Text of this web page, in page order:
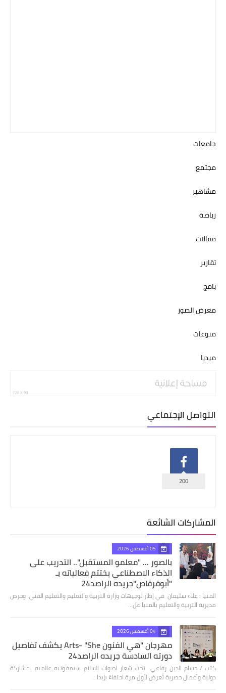
جامعات
مجتمع
مشاهير
رياضة
مقالات
تقارير
بامج
معرض الصور
منوعات
ميديا
التواصل الإجتماعي
200
المشاركات الشائعة
05 أغسطس 2026
بالصور ... "معلمو المستقبل".. التدريب على
الذكاء الاصطناعي يختتم فعالياته بـ
"أبوقرقاص"جريده الراصد24
المنيا : علاء سليمان في إطار توجيهات وزارة التربية والتعليم والتعليم الفني، وحرص
مديرية التربية والتعليم بالمنيا عل…
04 أغسطس 2026
مهرجان "هي الفنون Arts- "She يكشف تفاصيل
دورته السادسة جريده الراصد24
كتب / حسام الدين رفاعي تحت شعار اصوات السلام سيمفونيه عالميه مشاركة
دولية وأعمال حصرية تُعرض لأول مرة احتفاءً بإبدا…